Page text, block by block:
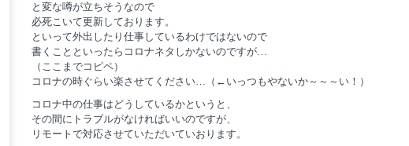
と変な噂が立ちそうなので
必死こいて更新しております。
といって外出したり仕事しているわけではないので
書くことといったらコロナネタしかないのですが…
（ここまでコピペ）
コロナの時ぐらい楽させてください…（←いっつもやないか～～～い！）
コロナ中の仕事はどうしているかというと、
その間にトラブルがなければいいのですが、
リモートで対応させていただいていおります。